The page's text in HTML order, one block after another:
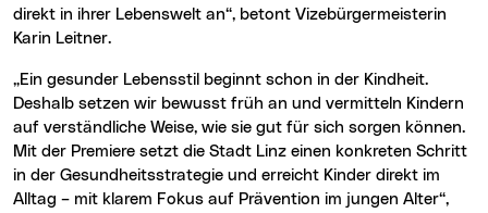
direkt in ihrer Lebenswelt an“, betont Vizebürgermeisterin
Karin Leitner.
„Ein gesunder Lebensstil beginnt schon in der Kindheit.
Deshalb setzen wir bewusst früh an und vermitteln Kindern
auf verständliche Weise, wie sie gut für sich sorgen können.
Mit der Premiere setzt die Stadt Linz einen konkreten Schritt
in der Gesundheitsstrategie und erreicht Kinder direkt im
Alltag – mit klarem Fokus auf Prävention im jungen Alter“,